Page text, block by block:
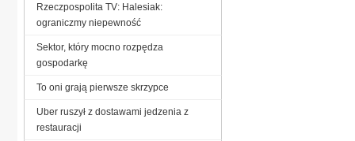
Rzeczpospolita TV: Halesiak:
ograniczmy niepewność
Sektor, który mocno rozpędza
gospodarkę
To oni grają pierwsze skrzypce
Uber ruszył z dostawami jedzenia z
restauracji